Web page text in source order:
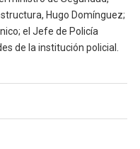
Hugo Domínguez;
el Jefe de Policía
de la institución policial.